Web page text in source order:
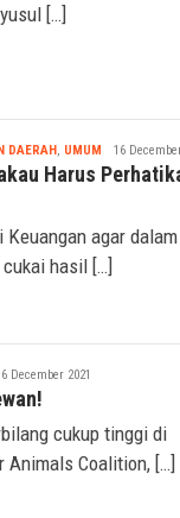
[…]
DAERAH UMUM Nabila
16
Harus
agar dalam
hasil […]
December 2021
cukup tinggi di
Animals Coalition, […]